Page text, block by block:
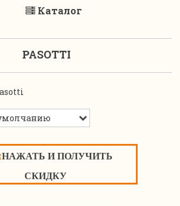
Каталог
PASOTTI
НАЖАТЬ И ПОЛУЧИТЬ
СКИДКУ